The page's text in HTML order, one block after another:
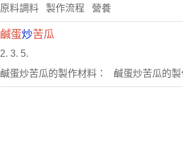
原料調料 製作流程 營養
鹹蛋炒苦瓜
2. 3. 5.
鹹蛋炒苦瓜的製作材料： 鹹蛋炒苦瓜的